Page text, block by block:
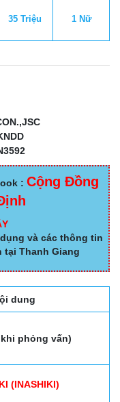
35 Triệu 1 Nữ
: Cộng Đồng
và các thông tin
Thanh Giang
dung
phỏng vấn)
(INASHIKI)